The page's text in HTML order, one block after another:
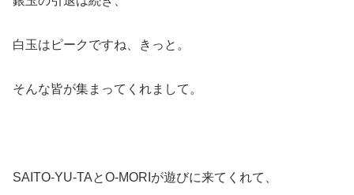
白玉はピークですね、きっと。
そんな皆が集まってくれまして。
SAITO-YU-TAとO-MORIが遊びに来てくれて、